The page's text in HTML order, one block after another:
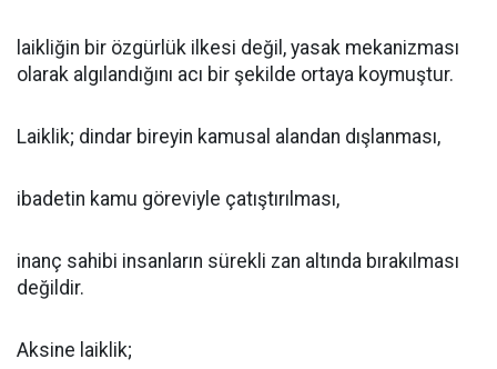
laikliğin bir özgürlük ilkesi değil, yasak mekanizması
olarak algılandığını acı bir şekilde ortaya koymuştur.
Laiklik; dindar bireyin kamusal alandan dışlanması,
ibadetin kamu göreviyle çatıştırılması,
inanç sahibi insanların sürekli zan altında bırakılması
değildir.
Aksine laiklik;